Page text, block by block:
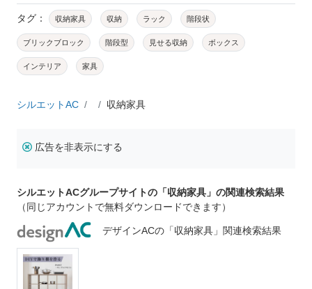
タグ： 収納家具 収納 ラック 階段状
ブリックブロック 階段型 見せる収納 ボックス
インテリア 家具
シルエットAC 収納家具
広告を非表示にする
シルエットACグループサイトの「収納家具」の関連検索結果
（同じアカウントで無料ダウンロードできます）
デザインACの「収納家具」関連検索結果